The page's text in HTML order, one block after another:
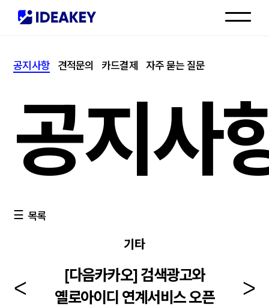
고객센터
공지사항 견적문의 카드결제 자주 묻는 질문
공지사
목록
기타
[다음카카오] 검색광고와
옐로아이디 연계서비스 오픈